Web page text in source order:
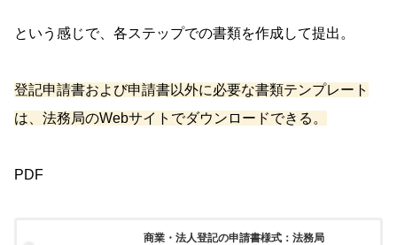
という感じで、各ステップでの書類を作成して提出。
登記申請書および申請書以外に必要な書類テンプレート
は、法務局のWebサイトでダウンロードできる。
PDF
商業・法人登記の申請書様式：法務局